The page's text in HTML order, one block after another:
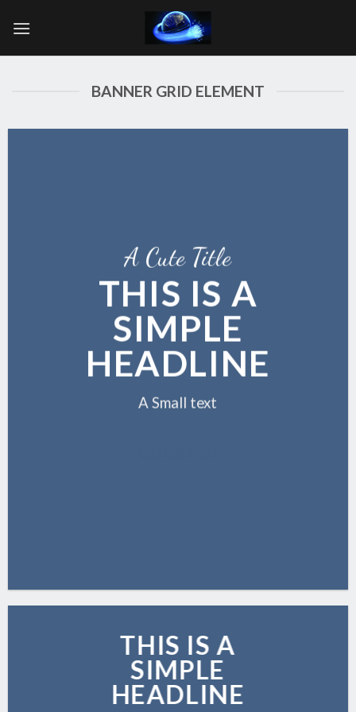
BANNER GRID ELEMENT
A Cute Title
THIS IS A
SIMPLE
HEADLINE
A Small text
THIS IS A
SIMPLE
HEADLINE